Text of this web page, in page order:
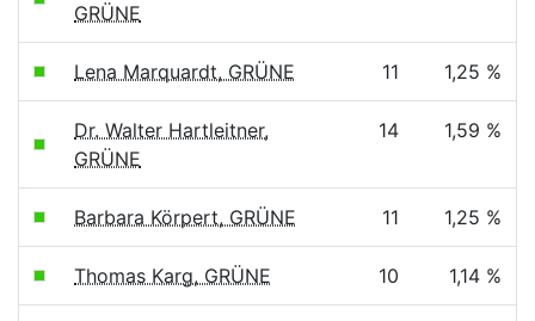
GRÜNE
Lena Marquardt, GRÜNE 11 1,25 %
Dr. Walter Hartleitner,
GRÜNE
14 1,59 %
Barbara Körpert, GRÜNE 11 1,25 %
Thomas Karg, GRÜNE 10 1,14 %